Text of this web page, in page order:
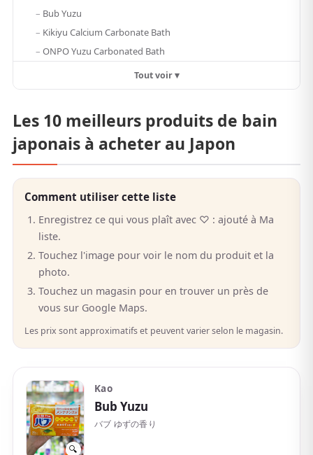
Bub Yuzu
Kikiyu Calcium Carbonate Bath
ONPO Yuzu Carbonated Bath
Tout voir ▾
Les 10 meilleurs produits de bain
japonais à acheter au Japon
Comment utiliser cette liste
Enregistrez ce qui vous plaît avec ♡ : ajouté à Ma
liste.
Touchez l'image pour voir le nom du produit et la
photo.
Touchez un magasin pour en trouver un près de
vous sur Google Maps.
Les prix sont approximatifs et peuvent varier selon le magasin.
🔍
Kao
Bub Yuzu
バブ ゆずの香り